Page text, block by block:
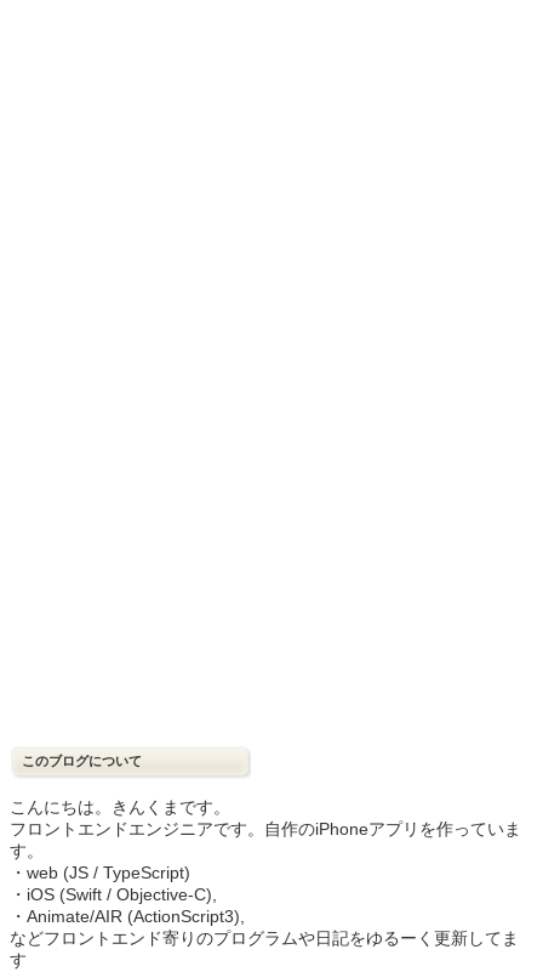
このブログについて
こんにちは。きんくまです。
フロントエンドエンジニアです。自作のiPhoneアプリを作っていま
す。
・web (JS / TypeScript)
・iOS (Swift / Objective-C),
・Animate/AIR (ActionScript3),
などフロントエンド寄りのプログラムや日記をゆるーく更新してま
す